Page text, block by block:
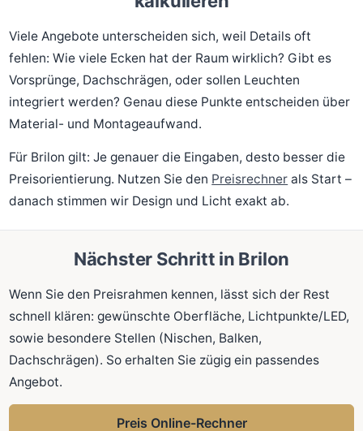
Viele Angebote unterscheiden sich, weil Details oft
fehlen: Wie viele Ecken hat der Raum wirklich? Gibt es
Vorsprünge, Dachschrägen, oder sollen Leuchten
integriert werden? Genau diese Punkte entscheiden über
Material- und Montageaufwand.
Für Brilon gilt: Je genauer die Eingaben, desto besser die
Preisorientierung. Nutzen Sie den Preisrechner als Start –
danach stimmen wir Design und Licht exakt ab.
Nächster Schritt in Brilon
Wenn Sie den Preisrahmen kennen, lässt sich der Rest
schnell klären: gewünschte Oberfläche, Lichtpunkte/LED,
sowie besondere Stellen (Nischen, Balken,
Dachschrägen). So erhalten Sie zügig ein passendes
Angebot.
Preis Online-Rechner